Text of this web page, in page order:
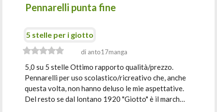
Pennarelli punta fine
5 stelle per i giotto
di anto17manga
5,0 su 5 stelle Ottimo rapporto qualità/prezzo.
Pennarelli per uso scolastico/ricreativo che, anche
questa volta, non hanno deluso le mie aspettative.
Del resto se dal lontano 1920 "Giotto" è il march…